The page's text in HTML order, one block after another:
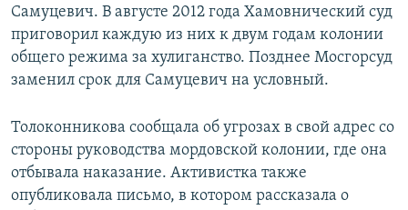
Самуцевич. В августе 2012 года Хамовнический суд
приговорил каждую из них к двум годам колонии
общего режима за хулиганство. Позднее Мосгорсуд
заменил срок для Самуцевич на условный.
Толоконникова сообщала об угрозах в свой адрес со
стороны руководства мордовской колонии, где она
отбывала наказание. Активистка также
опубликовала письмо, в котором рассказала о